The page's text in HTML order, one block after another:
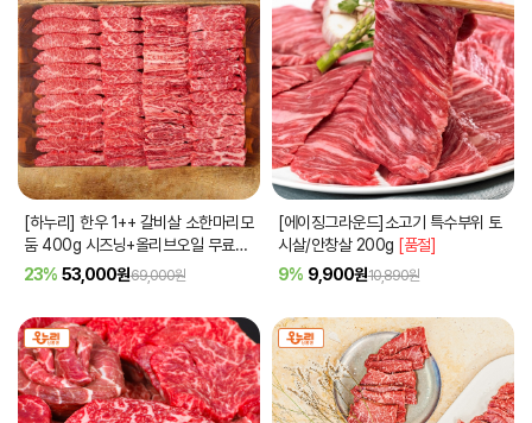
[하누리] 한우 1++ 갈비살 소한마리모
둠 400g 시즈닝+올리브오일 무료증
정
23% 53,000원69,000원
[에이징그라운드]소고기 특수부위 토
시살/안창살 200g [품절]
9% 9,900원10,890원